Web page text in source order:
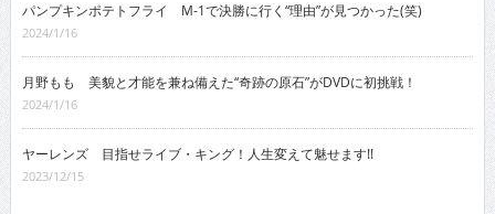
パンプキンポテトフライ M-1で決勝に行く“理由”が見つかった(笑)
2024/1/16
月野もも 美貌と才能を兼ね備えた“奇跡の原石”がDVDに初挑戦！
2024/1/16
ヤーレンズ 目指せライブ・キング！人生変えて魅せます!!
2023/12/15